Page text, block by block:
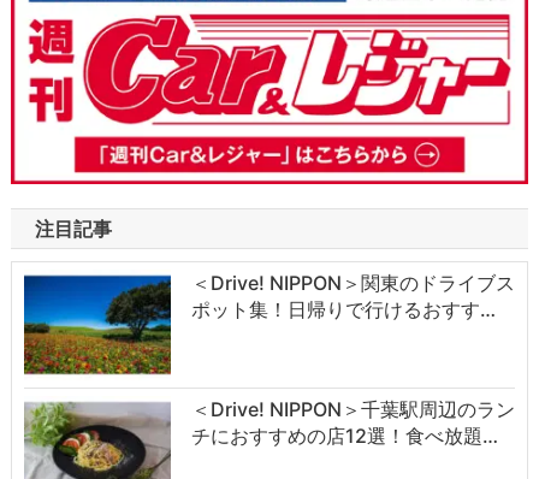
注目記事
＜Drive! NIPPON＞関東のドライブス
ポット集！日帰りで行けるおすす…
＜Drive! NIPPON＞千葉駅周辺のラン
チにおすすめの店12選！食べ放題…